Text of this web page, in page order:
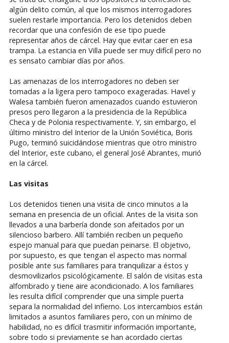
algún delito común, al que los mismos interrogadores
suelen restarle importancia. Pero los detenidos deben
recordar que una confesión de ese tipo puede
representar años de cárcel. Hay que evitar caer en esa
trampa. La estancia en Villa puede ser muy difícil pero no
es sensato cambiar días por años.
Las amenazas de los interrogadores no deben ser
tomadas a la ligera pero tampoco exageradas. Havel y
Walesa también fueron amenazados cuando estuvieron
presos pero llegaron a la presidencia de la República
Checa y de Polonia respectivamente. Y, sin embargo, el
último ministro del Interior de la Unión Soviética, Boris
Pugo, terminó suicidándose mientras que otro ministro
del Interior, este cubano, el general José Abrantes, murió
en la cárcel.
Las visitas
Los detenidos tienen una visita de cinco minutos a la
semana en presencia de un oficial. Antes de la visita son
llevados a una barbería donde son afeitados por un
silencioso barbero. Allí también reciben un pequeño
espejo manual para que puedan peinarse. El objetivo,
por supuesto, es que tengan el aspecto mas normal
posible ante sus familiares para tranquilizar a éstos y
desmovilizarlos psicológicamente. El salón de visitas esta
alfombrado y tiene aire acondicionado. A los familiares
les resulta difícil comprender que una simple puerta
separa la normalidad del infierno. Los intercambios están
limitados a asuntos familiares pero, con un mínimo de
habilidad, no es difícil trasmitir información importante,
sobre todo si previamente se han acordado ciertas